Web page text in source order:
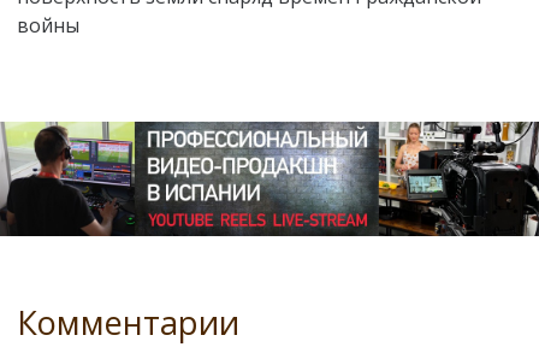
войны
Комментарии